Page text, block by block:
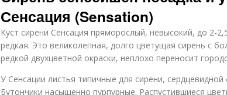
Сенсация (Sensation)
Куст сирени Сенсация пряморослый, невысокий, до 2-
редкая. Это великолепная, долго цветущая сирень с
редкой двухцветной окраски, неплохо переносит
У Сенсации листья типичные для сирени,
Бутончики насыщенно пурпурные. Распустившиеся